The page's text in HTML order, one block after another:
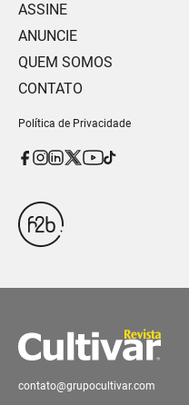
ASSINE
ANUNCIE
QUEM SOMOS
CONTATO
Política de Privacidade
contato@grupocultivar.com